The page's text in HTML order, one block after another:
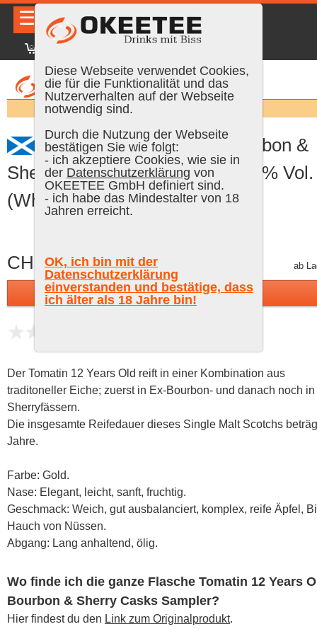
☰ DE FR EN|Anmelden
Suchen:
Tomatin 12 Years Old Bourbon &
Sherry Casks Sampler, 5 cl, 43 % Vol.
(Whisky)
CHF 9.40 inkl. MWST, plus Versand ab
In den Warenkorb
Der Tomatin 12 Years Old reift in einer Kombination aus
traditoneller Eiche; zuerst in Ex-Bourbon- und danach noch in
Sherryfässern.
Die insgesamte Reifedauer dieses Single Malt Scotchs
Jahre.
Farbe: Gold.
Nase: Elegant, leicht, sanft, fruchtig.
Geschmack: Weich, gut ausbalanciert, komplex, reife Äpfel,
Hauch von Nüssen.
Abgang: Lang anhaltend, ölig.
Wo finde ich die ganze Flasche Tomatin 12 Years
Bourbon & Sherry Casks Sampler?
Hier findest du den Link zum Originalprodukt.
Diese Webseite verwendet Cookies,
die für die Funktionalität und das
Nutzerverhalten auf der Webseite
notwendig sind.
Durch die Nutzung der Webseite
bestätigen Sie wie folgt:
- ich akzeptiere Cookies, wie sie in
der Datenschutzerklärung von
OKEETEE GmbH definiert sind.
- ich habe das Mindestalter von 18
Jahren erreicht.
OK, ich bin mit der
Datenschutzerklärung
einverstanden und bestätige, dass
ich älter als 18 Jahre bin!